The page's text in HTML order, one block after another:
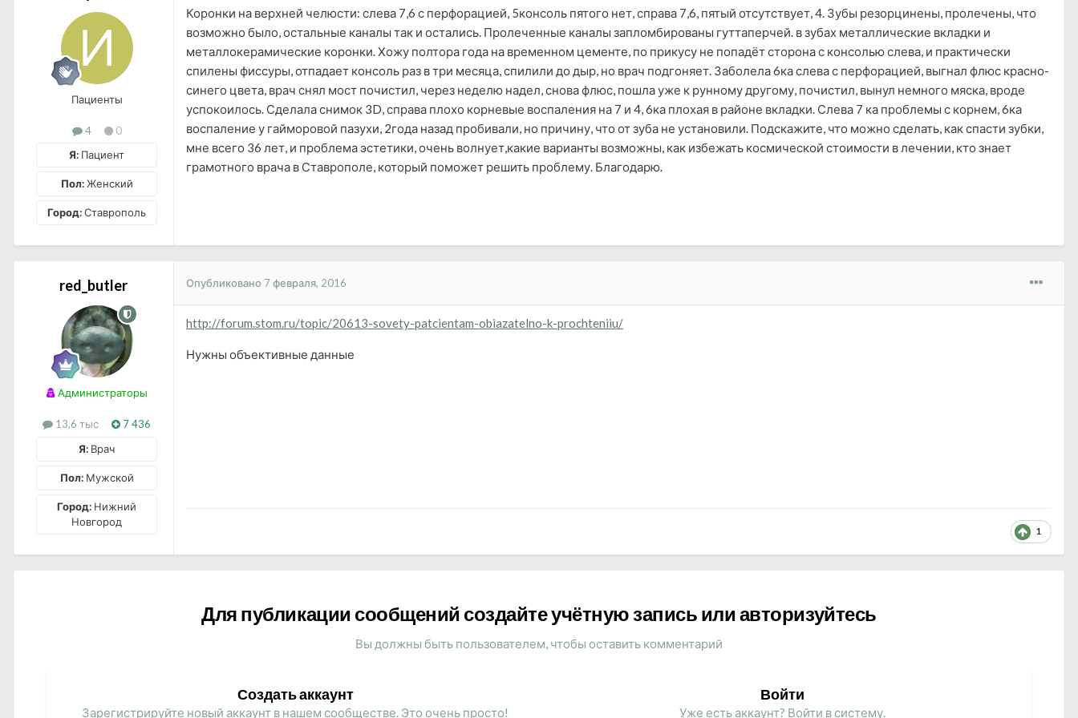
Пациенты
4
0
Я: Пациент
Пол:Женский
Город:Ставрополь
Коронки на верхней челюсти: слева 7,6 с перфорацией, 5консоль пятого нет, справа 7,6, пятый отсутствует, 4. Зубы резорцинены, пролечены, что
возможно было, остальные каналы так и остались. Пролеченные каналы запломбированы гуттаперчей. в зубах металлические вкладки и
металлокерамические коронки. Хожу полтора года на временном цементе, по прикусу не попадёт сторона с консолью слева, и практически
спилены фиссуры, отпадает консоль раз в три месяца, спилили до дыр, но врач подгоняет. Заболела 6ка слева с перфорацией, выгнал флюс красно-
синего цвета, врач снял мост почистил, через неделю надел, снова флюс, пошла уже к рунному другому, почистил, вынул немного мяска, вроде
успокоилось. Сделала снимок 3D, справа плохо корневые воспаления на 7 и 4, 6ка плохая в районе вкладки. Слева 7 ка проблемы с корнем, 6ка
воспаление у гайморовой пазухи, 2года назад пробивали, но причину, что от зуба не установили. Подскажите, что можно сделать, как спасти зубки,
мне всего 36 лет, и проблема эстетики, очень волнует,какие варианты возможны, как избежать космической стоимости в лечении, кто знает
грамотного врача в Ставрополе, который поможет решить проблему. Благодарю.
red_butler
Администраторы
13,6 тыс
7 436
Я: Врач
Пол:Мужской
Город: Нижний
Новгород
Опубликовано 7 февраля, 2016
http://forum.stom.ru/topic/20613-sovety-patcientam-obiazatelno-k-prochteniiu/
Нужны объективные данные
1
Для публикации сообщений создайте учётную запись или авторизуйтесь
Вы должны быть пользователем, чтобы оставить комментарий
Создать аккаунт
Зарегистрируйте новый аккаунт в нашем сообществе. Это очень просто!
Войти
Уже есть аккаунт? Войти в систему.